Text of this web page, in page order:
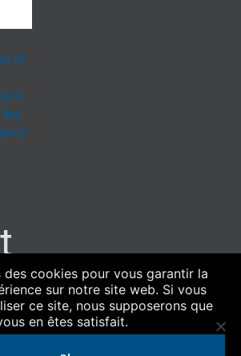
of
a
des cookies pour vous garantir la
sur notre site web. Si vous
ce site, nous supposerons que
en êtes satisfait.